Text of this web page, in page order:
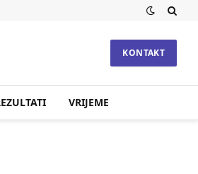
KONTAKT
VRIJEME